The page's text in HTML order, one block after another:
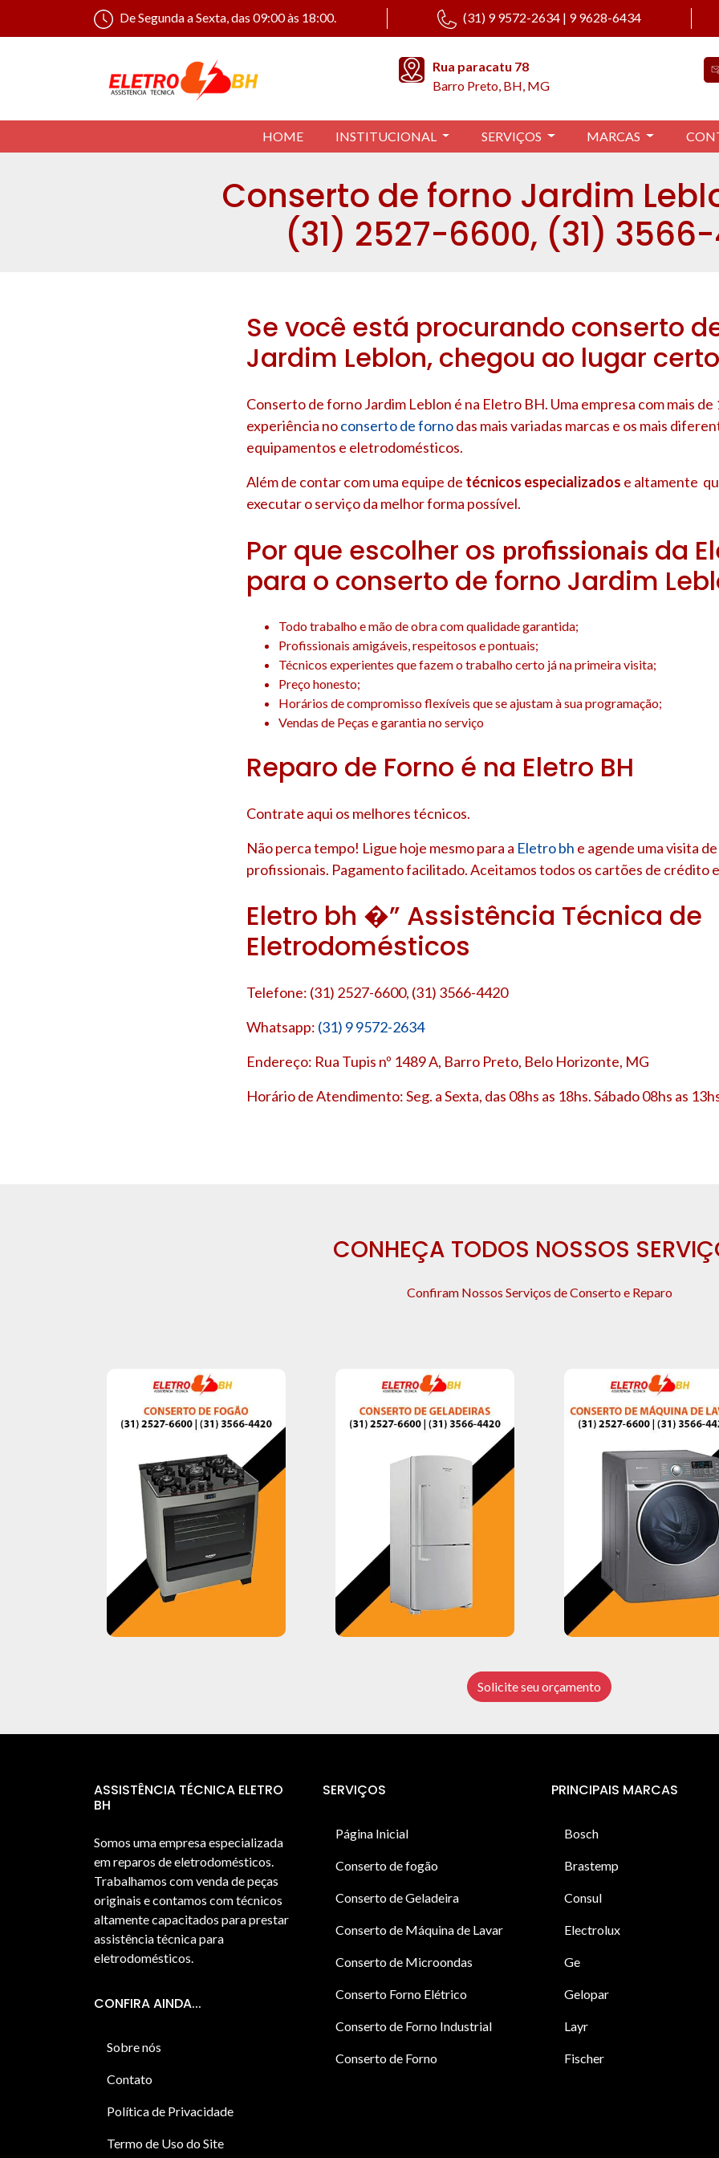
De Segunda a Sexta, das 09:00 às 18:00. (31) 9 9572-2634 | 9 9628-6434
Rua paracatu 78
Barro Preto, BH, MG
HOME INSTITUCIONAL SERVIÇOS MARCAS
Conserto de forno Jardim
(31) 2527-6600, (31)
Se você está procurando conserto
Jardim Leblon, chegou ao lugar
Conserto de forno Jardim Leblon é na Eletro BH. Uma empresa com mais de
experiência noconserto de fornodas mais variadas marcas e os mais
equipamentos e eletrodomésticos.
Além de contar com uma equipe de técnicos especializados e altamente
executar o serviço da melhor forma possível.
Por que escolher os profissionais da
para o conserto de forno Jardim
Todo trabalho e mão de obra com qualidade garantida;
Profissionais amigáveis, respeitosos e pontuais;
Técnicos experientes que fazem o trabalho certo já na primeira visita;
Preço honesto;
Horários de compromisso flexíveis que se ajustam à sua programação;
Vendas de Peças e garantia no serviço
Reparo de Forno é na Eletro BH
Contrate aqui os melhores técnicos.
Não perca tempo! Ligue hoje mesmo para a Eletro bh e agende uma visita
profissionais. Pagamento facilitado. Aceitamos todos os cartões de crédito
Eletro bh �” Assistência Técnica de
Eletrodomésticos
Telefone: (31) 2527-6600, (31) 3566-4420
Whatsapp: (31) 9 9572-2634
Endereço: Rua Tupis nº 1489 A, Barro Preto, Belo Horizonte, MG
Horário de Atendimento: Seg. a Sexta, das 08hs as 18hs. Sábado 08hs as
CONHEÇA TODOS NOSSOS
Confiram Nossos Serviços de Conserto e Reparo
Solicite seu orçamento
ASSISTÊNCIA TÉCNICA ELETRO
BH
Somos uma empresa especializada
em reparos de eletrodomésticos.
Trabalhamos com venda de peças
originais e contamos com técnicos
altamente capacitados para prestar
assistência técnica para
eletrodomésticos.
CONFIRA AINDA...
Sobre nós
Contato
Política de Privacidade
Termo de Uso do Site
SERVIÇOS
Página Inicial
Conserto de fogão
Conserto de Geladeira
Conserto de Máquina de Lavar
Conserto de Microondas
Conserto Forno Elétrico
Conserto de Forno Industrial
Conserto de Forno
PRINCIPAIS MARCAS
Bosch
Brastemp
Consul
Electrolux
Ge
Gelopar
Layr
Fischer